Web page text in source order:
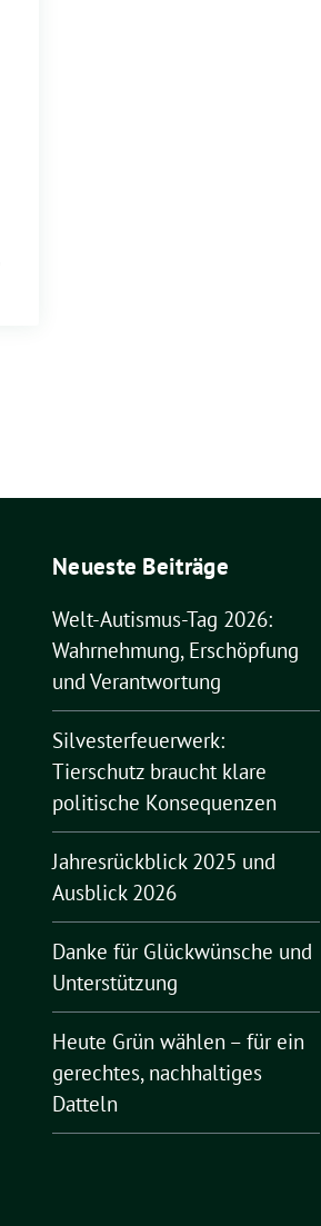
Neueste Beiträge
Welt-Autismus-Tag 2026:
Wahrnehmung, Erschöpfung
und Verantwortung
Silvesterfeuerwerk:
Tierschutz braucht klare
politische Konsequenzen
Jahresrückblick 2025 und
Ausblick 2026
Danke für Glückwünsche und
Unterstützung
Heute Grün wählen – für ein
gerechtes, nachhaltiges
Datteln